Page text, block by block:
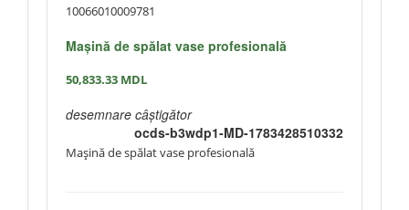
10066010009781
Mașină de spălat vase profesională
50,833.33 MDL
desemnare câștigător
ocds-b3wdp1-MD-1783428510332
Mașină de spălat vase profesională